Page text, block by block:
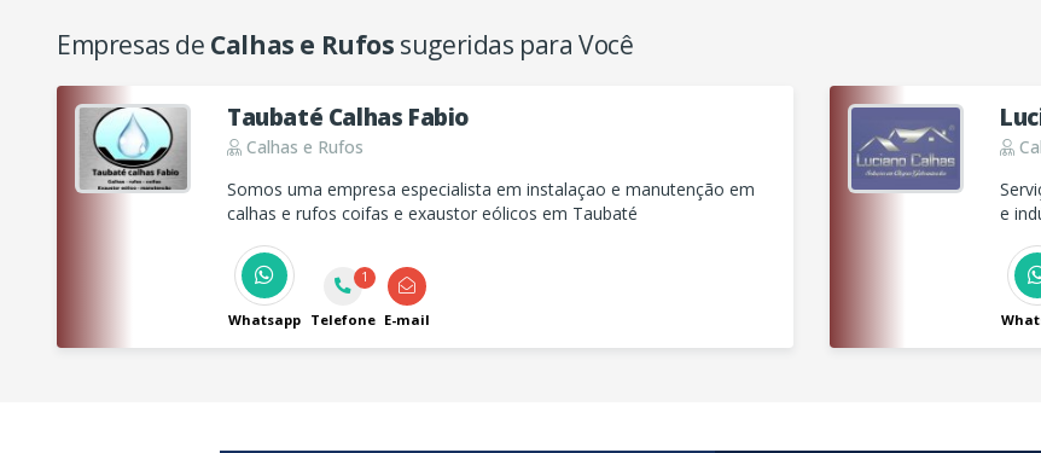
Empresas de Calhas e Rufos sugeridas para Você
Taubaté Calhas Fabio
Calhas e Rufos
Somos uma empresa especialista em instalaçao e manutenção em
calhas e rufos coifas e exaustor eólicos em Taubaté
Whatsapp
1
Telefone E-mail
e